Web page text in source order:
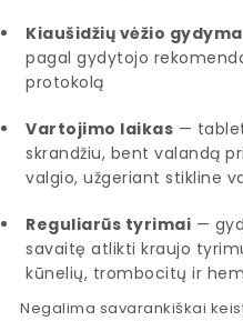
Kiaušidžių vėžio
pagal gydytojo
protokolą
Vartojimo laikas —
skrandžiu, bent valandą
valgio, užgeriant stikline
Reguliarūs tyrimai —
savaitę atlikti kraujo
kūnelių, trombocitų ir
Negalima savarankiškai